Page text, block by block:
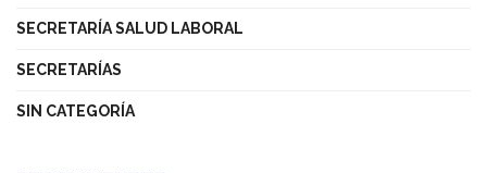
SECRETARÍA SALUD LABORAL
SECRETARÍAS
SIN CATEGORÍA